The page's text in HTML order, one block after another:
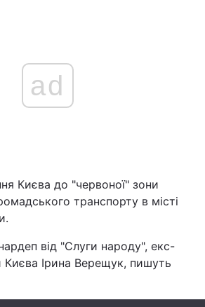
Політика
Наука
ad
Києва до "червоної" зони
транспорту в місті
від "Слуги народу", екс-
Ірина Верещук, пишуть